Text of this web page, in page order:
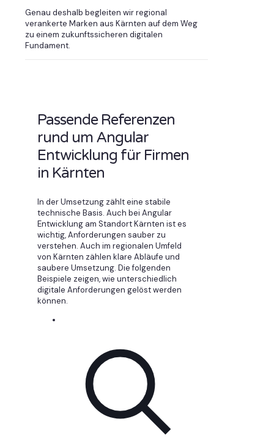
Genau deshalb begleiten wir regional
verankerte Marken aus Kärnten auf dem Weg
zu einem zukunftssicheren digitalen
Fundament.
Passende Referenzen
rund um Angular
Entwicklung für Firmen
in Kärnten
In der Umsetzung zählt eine stabile
technische Basis. Auch bei Angular
Entwicklung am Standort Kärnten ist es
wichtig, Anforderungen sauber zu
verstehen. Auch im regionalen Umfeld
von Kärnten zählen klare Abläufe und
saubere Umsetzung. Die folgenden
Beispiele zeigen, wie unterschiedlich
digitale Anforderungen gelöst werden
können.